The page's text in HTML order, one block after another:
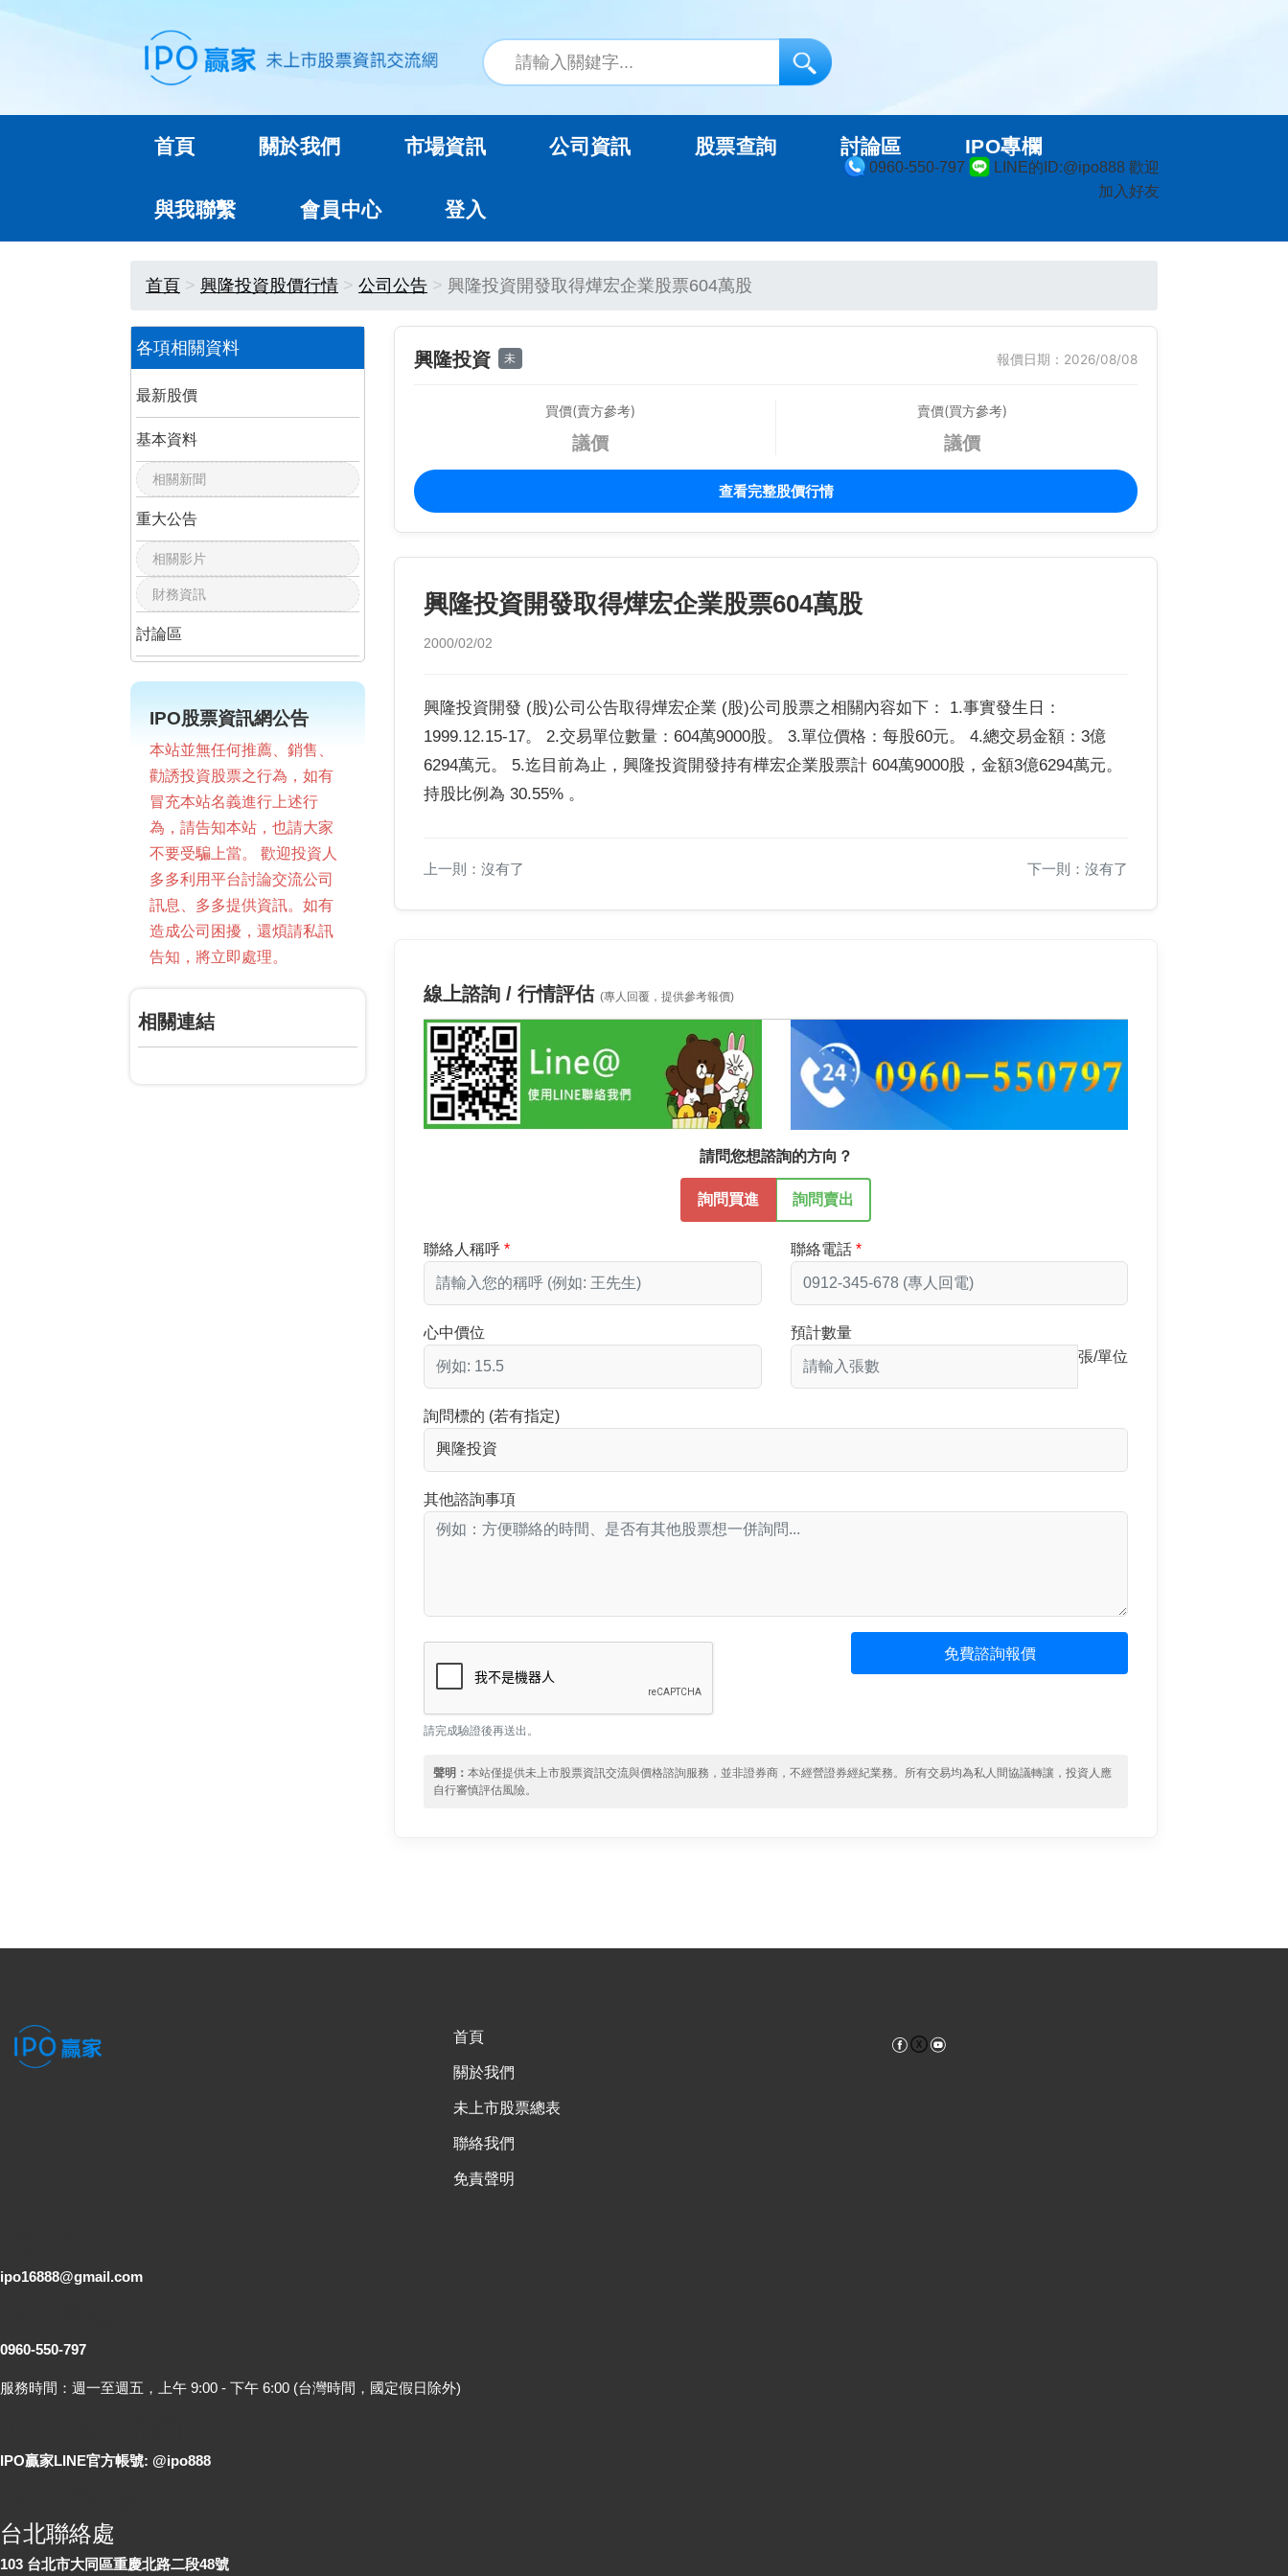
0960-550-797
LINE的ID:@ipo888 歡迎
加入好友
首頁 關於我們 市場資訊 公司資訊 股票查詢 討論區 IPO專欄
與我聯繫 會員中心 登入
首頁 興隆投資股價行情 公司公告 興隆投資開發取得燁宏企業股票604萬股
各項相關資料
最新股價
基本資料
相關新聞
重大公告
相關影片
財務資訊
討論區
IPO股票資訊網公告
本站並無任何推薦、銷售、
勸誘投資股票之行為，如有
冒充本站名義進行上述行
為，請告知本站，也請大家
不要受騙上當。 歡迎投資人
多多利用平台討論交流公司
訊息、多多提供資訊。如有
造成公司困擾，還煩請私訊
告知，將立即處理。
相關連結
興隆投資 未 報價日期：2026/08/08
買價(賣方參考)
議價
賣價(買方參考)
議價
查看完整股價行情
興隆投資開發取得燁宏企業股票604萬股
2000/02/02
興隆投資開發 (股)公司公告取得燁宏企業 (股)公司股票之相關內容如下： 1.事實發生日：
1999.12.15-17。 2.交易單位數量：604萬9000股。 3.單位價格：每股60元。 4.總交易金額：3億
6294萬元。 5.迄目前為止，興隆投資開發持有樺宏企業股票計 604萬9000股，金額3億6294萬元。
持股比例為 30.55% 。
上一則：沒有了 下一則：沒有了
線上諮詢 / 行情評估(專人回覆，提供參考報價)
請問您想諮詢的方向？
詢問買進 詢問賣出
聯絡人稱呼 聯絡電話
心中價位
預計數量
張/單位
詢問標的 (若有指定)
其他諮詢事項
請完成驗證後再送出。
免費諮詢報價
聲明：本站僅提供未上市股票資訊交流與價格諮詢服務，並非證券商，不經營證券經紀業務。所有交易均為私人間協議轉讓，投資人應
自行審慎評估風險。
首頁
關於我們
未上市股票總表
聯絡我們
免責聲明
Facebook
ipo16888@gmail.com
0960-550-797
服務時間：週一至週五，上午 9:00 - 下午 6:00 (台灣時間，國定假日除外)
IPO贏家LINE官方帳號: @ipo888
台北聯絡處
103 台北市大同區重慶北路二段48號